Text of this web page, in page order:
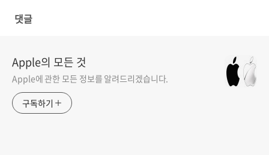
댓글
Apple의 모든 것
Apple에 관한 모든 정보를 알려드리겠습니다.
구독하기